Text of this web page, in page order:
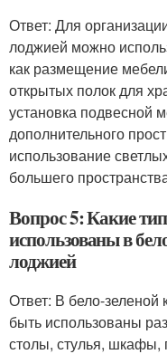
Ответ: Для
лоджией можно
как размещение
открытых полок для
установка подвесной
дополнительного
использование
большего
Вопрос 5: Какие
использованы в
лоджией
Ответ: В бело-зеленой
быть использованы
столы, стулья, шкафы,